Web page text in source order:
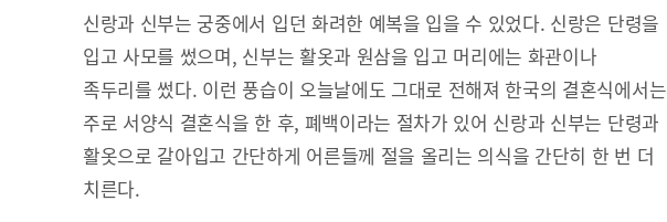
신랑과 신부는 궁중에서 입던 화려한 예복을 입을 수 있었다. 신랑은 단령을
입고 사모를 썼으며, 신부는 활옷과 원삼을 입고 머리에는 화관이나
족두리를 썼다. 이런 풍습이 오늘날에도 그대로 전해져 한국의 결혼식에서는
주로 서양식 결혼식을 한 후, 폐백이라는 절차가 있어 신랑과 신부는 단령과
활옷으로 갈아입고 간단하게 어른들께 절을 올리는 의식을 간단히 한 번 더
치른다.